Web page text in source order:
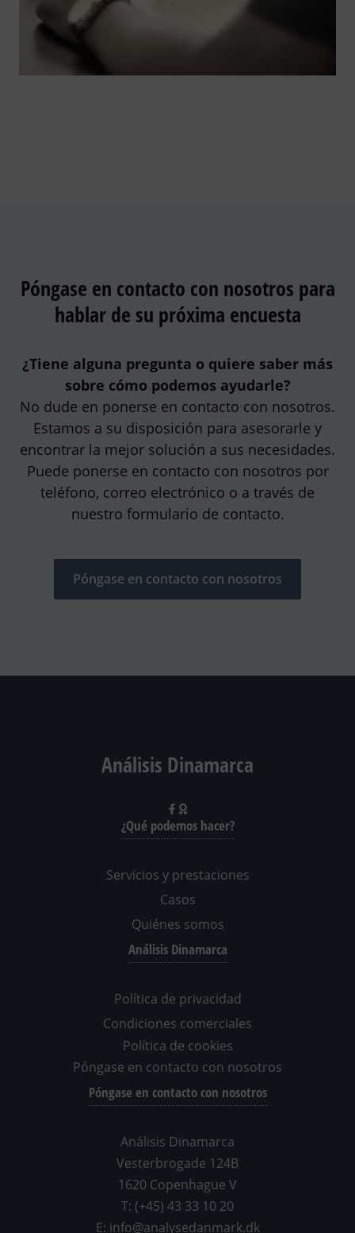
Póngase en contacto con nosotros para
hablar de su próxima encuesta
¿Tiene alguna pregunta o quiere saber más
sobre cómo podemos ayudarle?
No dude en ponerse en contacto con nosotros.
Estamos a su disposición para asesorarle y
encontrar la mejor solución a sus necesidades.
Puede ponerse en contacto con nosotros por
teléfono, correo electrónico o a través de
nuestro formulario de contacto.
Póngase en contacto con nosotros
Análisis Dinamarca
¿Qué podemos hacer?
Servicios y prestaciones
Casos
Quiénes somos
Análisis Dinamarca
Política de privacidad
Condiciones comerciales
Política de cookies
Póngase en contacto con nosotros
Póngase en contacto con nosotros
Análisis Dinamarca
Vesterbrogade 124B
1620 Copenhague V
T: (+45) 43 33 10 20
E: info@analysedanmark.dk